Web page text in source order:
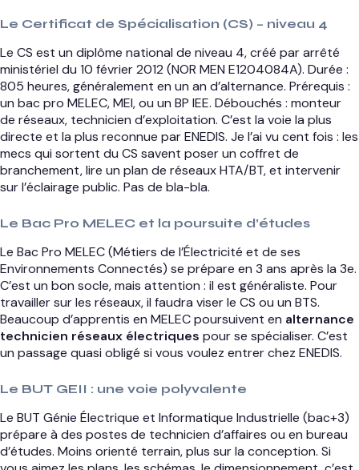
Le Certificat de Spécialisation (CS) – niveau 4
Le CS est un diplôme national de niveau 4, créé par arrêté
ministériel du 10 février 2012 (NOR MEN E1204084A). Durée :
805 heures, généralement en un an d’alternance. Prérequis :
un bac pro MELEC, MEI, ou un BP IEE. Débouchés : monteur
de réseaux, technicien d’exploitation. C’est la voie la plus
directe et la plus reconnue par ENEDIS. Je l’ai vu cent fois : les
mecs qui sortent du CS savent poser un coffret de
branchement, lire un plan de réseaux HTA/BT, et intervenir
sur l’éclairage public. Pas de bla-bla.
Le Bac Pro MELEC et la poursuite d’études
Le Bac Pro MELEC (Métiers de l’Électricité et de ses
Environnements Connectés) se prépare en 3 ans après la 3e.
C’est un bon socle, mais attention : il est généraliste. Pour
travailler sur les réseaux, il faudra viser le CS ou un BTS.
Beaucoup d’apprentis en MELEC poursuivent en alternance
technicien réseaux électriques pour se spécialiser. C’est
un passage quasi obligé si vous voulez entrer chez ENEDIS.
Le BUT GEII : une voie polyvalente
Le BUT Génie Électrique et Informatique Industrielle (bac+3)
prépare à des postes de technicien d’affaires ou en bureau
d’études. Moins orienté terrain, plus sur la conception. Si